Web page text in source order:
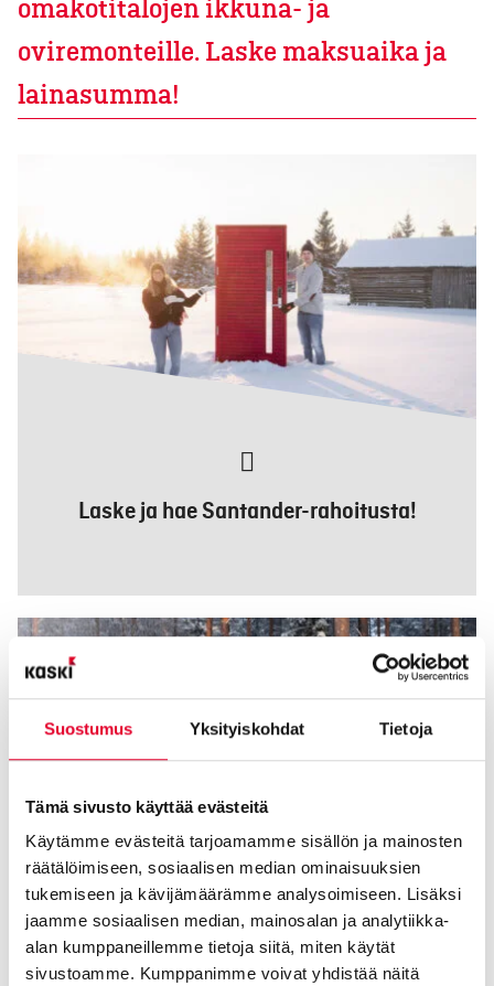
Suostumus Yksityiskohdat Tietoja
Tämä sivusto käyttää evästeitä
Käytämme evästeitä tarjoamamme sisällön ja mainosten
räätälöimiseen, sosiaalisen median ominaisuuksien
tukemiseen ja kävijämäärämme analysoimiseen. Lisäksi
jaamme sosiaalisen median, mainosalan ja analytiikka-
alan kumppaneillemme tietoja siitä, miten käytät
sivustoamme. Kumppanimme voivat yhdistää näitä
omakotitalojen ikkuna- ja
oviremonteille. Laske maksuaika ja
lainasumma!
Laske ja hae Santander-rahoitusta!
Laske ja hae heti Kaski-rahoitus